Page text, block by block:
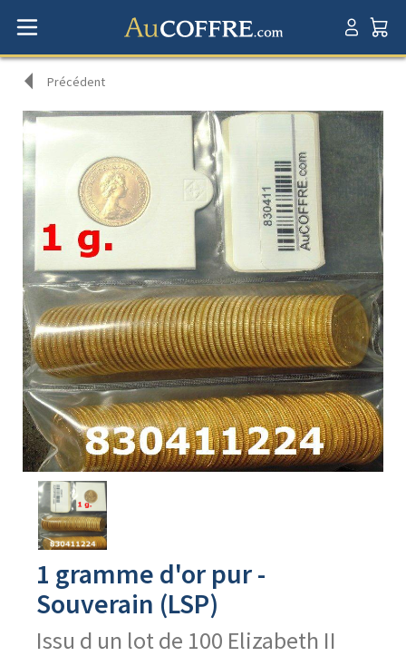
Précédent
Avers
produit
1 gramme d'or pur -
Souverain (LSP)
Issu d un lot de 100 Elizabeth II